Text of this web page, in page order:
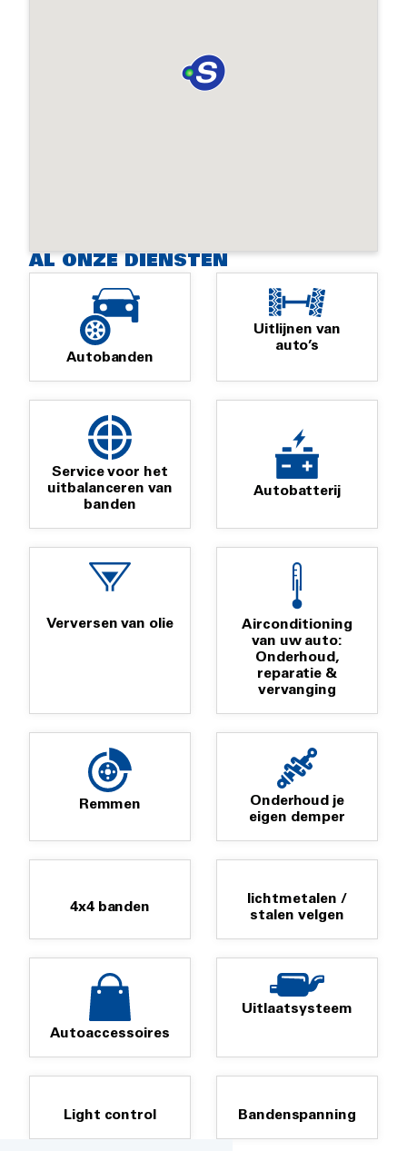
AL ONZE DIENSTEN
Autobanden
Uitlijnen van
auto’s
Service voor het
uitbalanceren van
banden
Autobatterij
Verversen van olie
Airconditioning
van uw auto:
Onderhoud,
reparatie &
vervanging
Remmen
Onderhoud je
eigen demper
4x4 banden
lichtmetalen /
stalen velgen
Autoaccessoires
Uitlaatsysteem
Light control Bandenspanning